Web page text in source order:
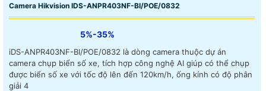
Camera Hikvision IDS-ANPR403NF-BI/POE/0832
5%-35%
iDS-ANPR403NF-BI/POE/0832 là dòng camera thuộc dự án
camera chụp biển số xe, tích hợp công nghệ AI giúp có thể chụp
được biển số xe với tốc độ lên đến 120km/h, ống kính có độ phân
giải 4